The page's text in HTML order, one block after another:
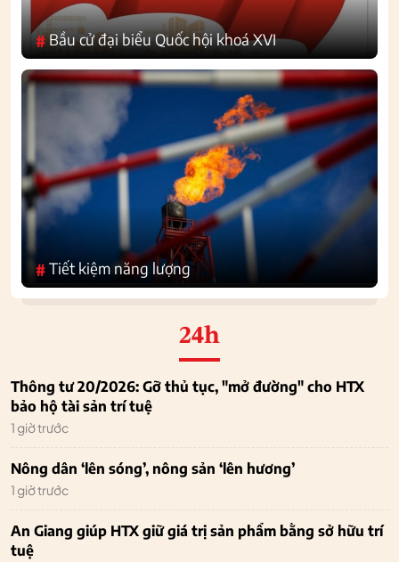
#Bầu cử đại biểu Quốc hội khoá XVI
#Tiết kiệm năng lượng
24h
Thông tư 20/2026: Gỡ thủ tục, "mở đường" cho HTX
bảo hộ tài sản trí tuệ
1 giờ trước
Nông dân ‘lên sóng’, nông sản ‘lên hương’
1 giờ trước
An Giang giúp HTX giữ giá trị sản phẩm bằng sở hữu trí
tuệ